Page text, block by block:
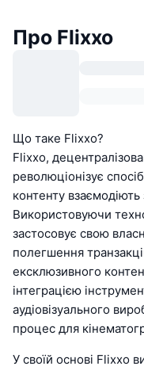
Про Flixxo
Що таке Flixxo?
Flixxo,
революціонізує
контенту
Використовуючи
застосовує свою
полегшення
ексклюзивного
інтеграцією
аудіовізуального
процес для
У своїй основі Flixxo